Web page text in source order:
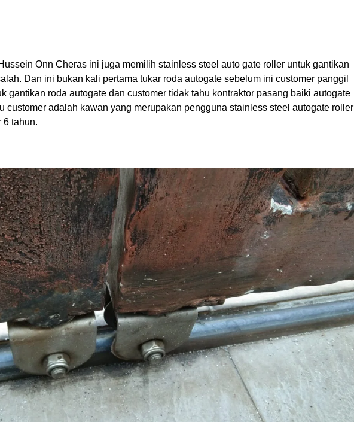
Onn Cheras ini juga memilih stainless steel auto gate roller untuk gantikan
Dan ini bukan kali pertama tukar roda autogate sebelum ini customer panggil
gantikan roda autogate dan customer tidak tahu kontraktor pasang baiki autogate
customer adalah kawan yang merupakan pengguna stainless steel autogate roller
6 tahun.